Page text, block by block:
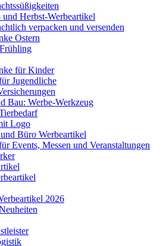
und Herbst-Werbeartikel
verpacken und versenden
Ostern
für Kinder
Jugendliche
Bau: Werbe-Werkzeug
Logo
Büro Werbeartikel
Events, Messen und Veranstaltungen
2026